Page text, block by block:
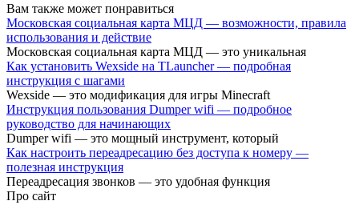
Вам также может понравиться
Московская социальная карта МЦД — возможности, правила
использования и действие
Московская социальная карта МЦД — это уникальная
Как установить Wexside на TLauncher — подробная
инструкция с шагами
Wexside — это модификация для игры Minecraft
Инструкция пользования Dumper wifi — подробное
руководство для начинающих
Dumper wifi — это мощный инструмент, который
Как настроить переадресацию без доступа к номеру —
полезная инструкция
Переадресация звонков — это удобная функция
Про сайт